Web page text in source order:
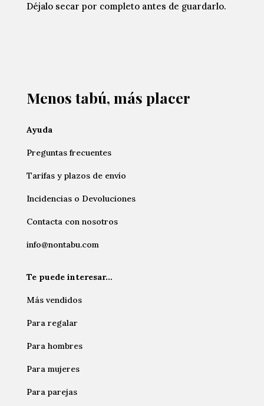
Déjalo secar por completo antes de guardarlo.
Menos tabú, más placer
Ayuda
Preguntas frecuentes
Tarifas y plazos de envío
Incidencias o Devoluciones
Contacta con nosotros
info@nontabu.com
Te puede interesar…
Más vendidos
Para regalar
Para hombres
Para mujeres
Para parejas